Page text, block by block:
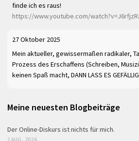
finde ich es raus!
https://www.youtube.com/
27 Oktober 2025
Mein aktueller, gewissermaßen radikaler,
Prozess des Erschaffens (Schreiben,
keinen Spaß macht, DANN LASS ES
Meine neuesten Blogbeiträge
Der Online-Diskurs ist nichts für mich.